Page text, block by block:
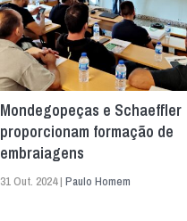
Mondegopeças e Schaeffler
proporcionam formação de
embraiagens
31 Out. 2024 | Paulo Homem